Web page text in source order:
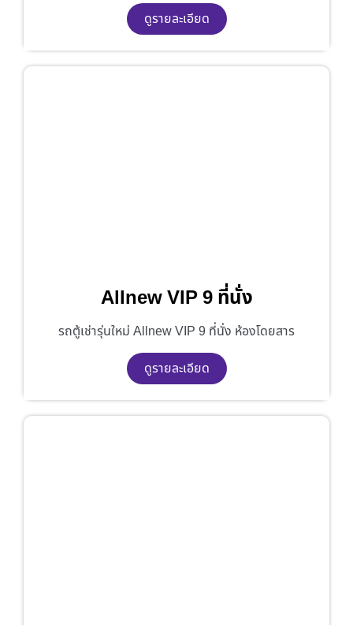
ดูรายละเอียด
Allnew VIP 9 ที่นั่ง
รถตู้เช่ารุ่นใหม่ Allnew VIP 9 ที่นั่ง ห้องโดยสาร
ดูรายละเอียด